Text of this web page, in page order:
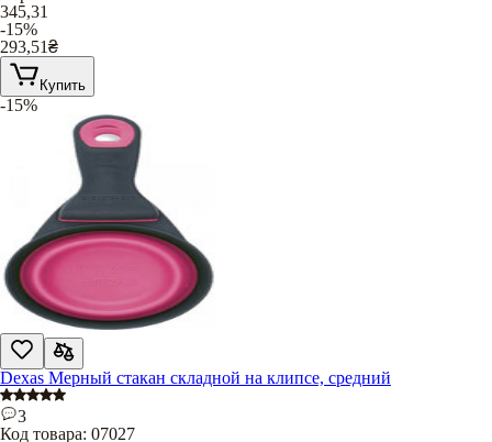
345,31
-15%
293,51₴
Купить
-15%
Dexas Мерный стакан складной на клипсе, средний
3
Код товара: 07027